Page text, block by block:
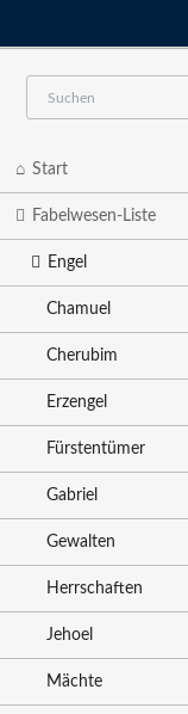
Start
Fabelwesen-Liste
Engel
Chamuel
Cherubim
Erzengel
Fürstentümer
Gabriel
Gewalten
Herrschaften
Jehoel
Mächte